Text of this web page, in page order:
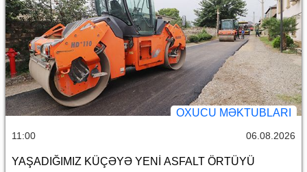
OXUCU MƏKTUBLARI
11:00 06.08.2026
YAŞADIĞIMIZ KÜÇƏYƏ YENİ ASFALT ÖRTÜYÜ